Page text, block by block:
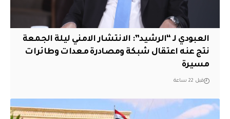
العبودي لـ “الرشيد”: الانتشار الامني ليلة الجمعة
نتج عنه اعتقال شبكة ومصادرة معدات وطائرات
مسيرة
قبل 22 ساعة